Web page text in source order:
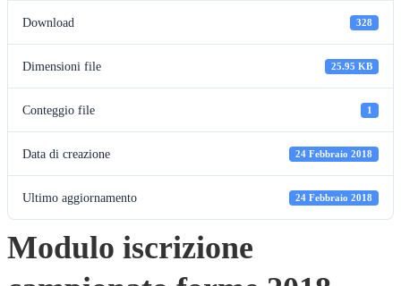
Download 328
Dimensioni file 25.95 KB
Conteggio file 1
Data di creazione 24 Febbraio 2018
Ultimo aggiornamento 24 Febbraio 2018
Modulo iscrizione